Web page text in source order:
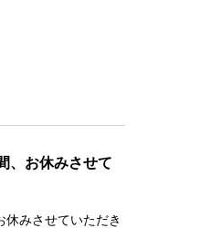
、お休みさせて
みさせていただき